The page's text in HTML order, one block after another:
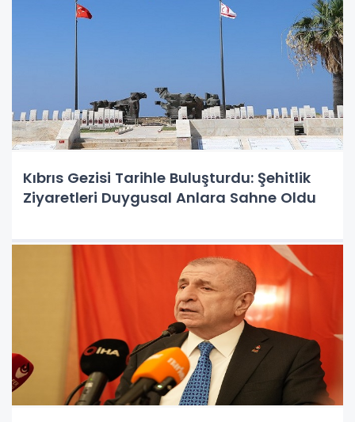
Kıbrıs Gezisi Tarihle Buluşturdu: Şehitlik
Ziyaretleri Duygusal Anlara Sahne Oldu